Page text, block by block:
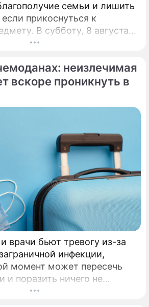
семьи и лишить
прикоснуться к
В субботу, 8 августа,
молитвенно чтит
и Ермократа, иереев
неизлечимая
вскоре проникнуть в
врачи бьют тревогу из-за
инфекции,
момент может пересечь
и поразить ничего не
граждан. Россию